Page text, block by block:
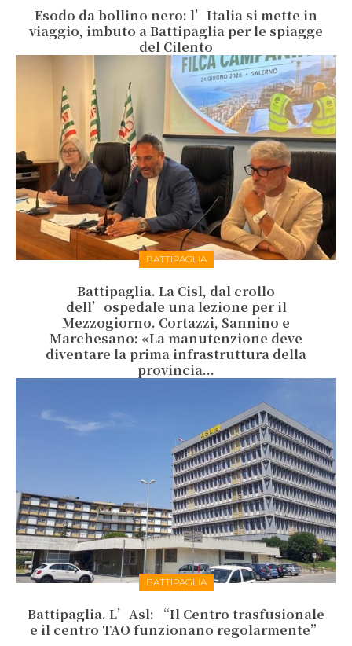
Esodo da bollino nero: l’Italia si mette in
viaggio, imbuto a Battipaglia per le spiagge
del Cilento
BATTIPAGLIA
Battipaglia. La Cisl, dal crollo
dell’ospedale una lezione per il
Mezzogiorno. Cortazzi, Sannino e
Marchesano: «La manutenzione deve
diventare la prima infrastruttura della
provincia...
BATTIPAGLIA
Battipaglia. L’Asl: “Il Centro trasfusionale
e il centro TAO funzionano regolarmente”